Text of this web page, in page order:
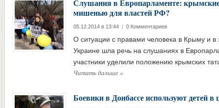
Слушания в Европарламенте:
мишенью для властей РФ?
05.12.2014 в 13:44 | 0 Комментариев
О ситуации с правами человека в Крыму и в
Украине шла речь на слушаниях в
участники уделили положению крымских
Читать дальше»
Боевики в Донбассе используют детей в